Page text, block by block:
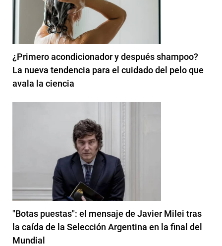
¿Primero acondicionador y después shampoo?
La nueva tendencia para el cuidado del pelo que
avala la ciencia
"Botas puestas": el mensaje de Javier Milei tras
la caída de la Selección Argentina en la final del
Mundial